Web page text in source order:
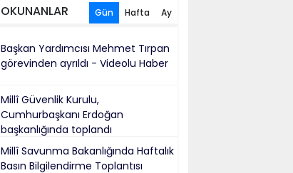
OKUNANLAR Gün Hafta Ay
Başkan Yardımcısı Mehmet Tırpan
görevinden ayrıldı - Videolu Haber
Millî Güvenlik Kurulu,
Cumhurbaşkanı Erdoğan
başkanlığında toplandı
Millî Savunma Bakanlığında Haftalık
Basın Bilgilendirme Toplantısı